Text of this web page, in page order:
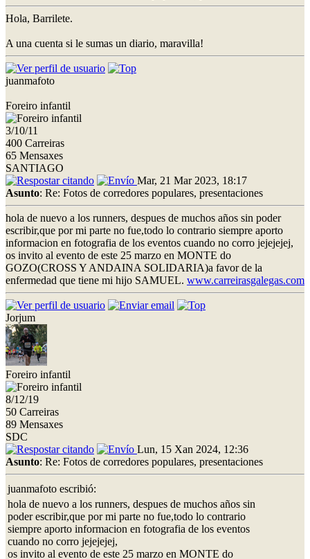
Hola, Barrilete.
A una cuenta si le sumas un diario, maravilla!
juanmafoto
Foreiro infantil
3/10/11
400 Carreiras
65 Mensaxes
SANTIAGO
Mar, 21 Mar 2023, 18:17
Asunto: Re: Fotos de corredores populares, presentaciones
hola de nuevo a los runners, despues de muchos años sin poder
escribir,que por mi parte no fue,todo lo contrario siempre aporto
informacion en fotografia de los eventos cuando no corro jejejejej,
os invito al evento de este 25 marzo en MONTE do
GOZO(CROSS Y ANDAINA SOLIDARIA)a favor de la
enfermedad que tiene mi hijo SAMUEL. www.carreirasgalegas.com
Jorjum
Foreiro infantil
8/12/19
50 Carreiras
89 Mensaxes
SDC
Lun, 15 Xan 2024, 12:36
Asunto: Re: Fotos de corredores populares, presentaciones
juanmafoto escribió:
hola de nuevo a los runners, despues de muchos años sin
poder escribir,que por mi parte no fue,todo lo contrario
siempre aporto informacion en fotografia de los eventos
cuando no corro jejejejej,
os invito al evento de este 25 marzo en MONTE do